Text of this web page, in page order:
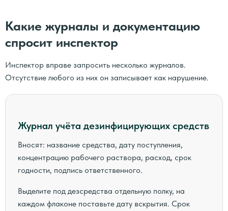
Какие журналы и документацию
спросит инспектор
Инспектор вправе запросить несколько журналов.
Отсутствие любого из них он записывает как нарушение.
Журнал учёта дезинфицирующих средств
Вносят: название средства, дату поступления,
концентрацию рабочего раствора, расход, срок
годности, подпись ответственного.
Выделите под дезсредства отдельную полку, на
каждом флаконе поставьте дату вскрытия. Срок